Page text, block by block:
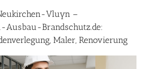
Vluyn –
Ausbau-Brandschutz.de:
Maler, Renovierung